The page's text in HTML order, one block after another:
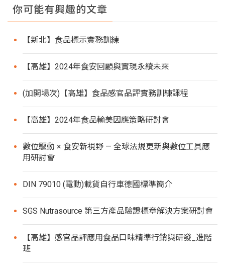
你可能有興趣的文章
【新北】食品標示實務訓練
【高雄】2024年食安回顧與實現永續未來
(加開場次)【高雄】食品感官品評實務訓練課程
【高雄】2024年食品輸美因應策略研討會
數位驅動 × 食安新視野 — 全球法規更新與數位工具應
用研討會
DIN 79010 (電動)載貨自行車德國標準簡介
SGS Nutrasource 第三方產品驗證標章解決方案研討會
【高雄】感官品評應用食品口味精準行銷與研發_進階
班